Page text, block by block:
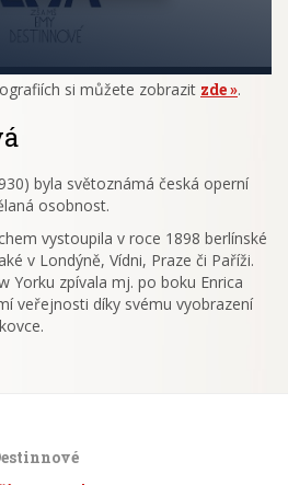
si můžete zobrazit zde .
byla světoznámá česká operní
osobnost.
vystoupila v roce 1898 berlínské
v Londýně, Vídni, Praze či Paříži.
Yorku zpívala mj. po boku Enrica
veřejnosti díky svému vyobrazení